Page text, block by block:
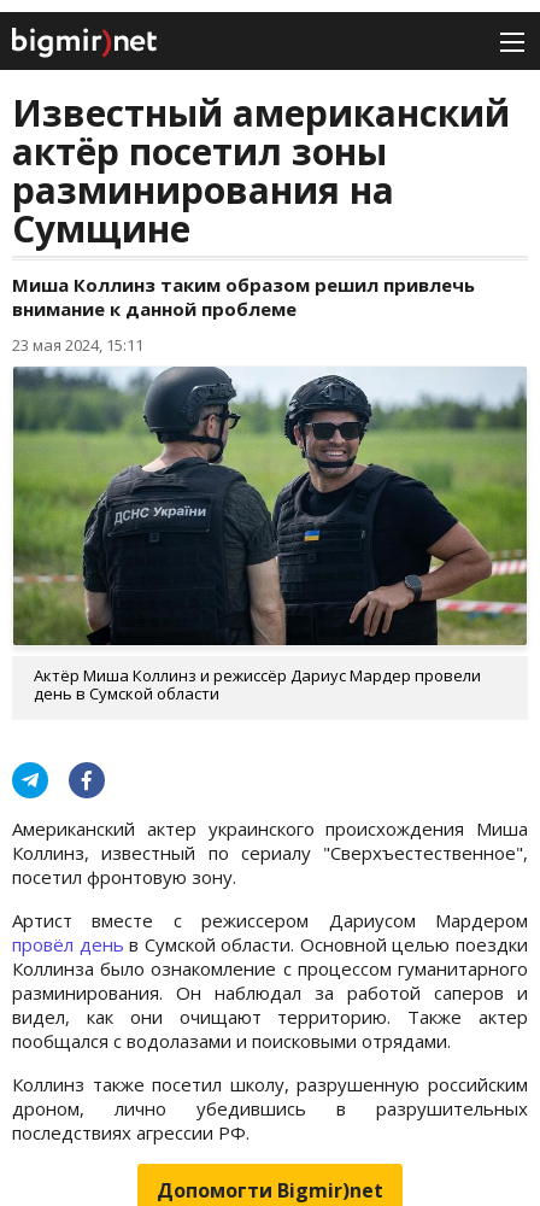
Известный американский
актёр посетил зоны
разминирования на
Сумщине
Миша Коллинз таким образом решил привлечь
внимание к данной проблеме
23 мая 2024, 15:11
Актёр Миша Коллинз и режиссёр Дариус Мардер провели
день в Сумской области
Американский актер украинского происхождения Миша
Коллинз, известный по сериалу "Сверхъестественное",
посетил фронтовую зону.
Артист вместе с режиссером Дариусом Мардером
провёл день в Сумской области. Основной целью поездки
Коллинза было ознакомление с процессом гуманитарного
разминирования. Он наблюдал за работой саперов и
видел, как они очищают территорию. Также актер
пообщался с водолазами и поисковыми отрядами.
Коллинз также посетил школу, разрушенную российским
дроном, лично убедившись в разрушительных
последствиях агрессии РФ.
Допомогти Bigmir)net